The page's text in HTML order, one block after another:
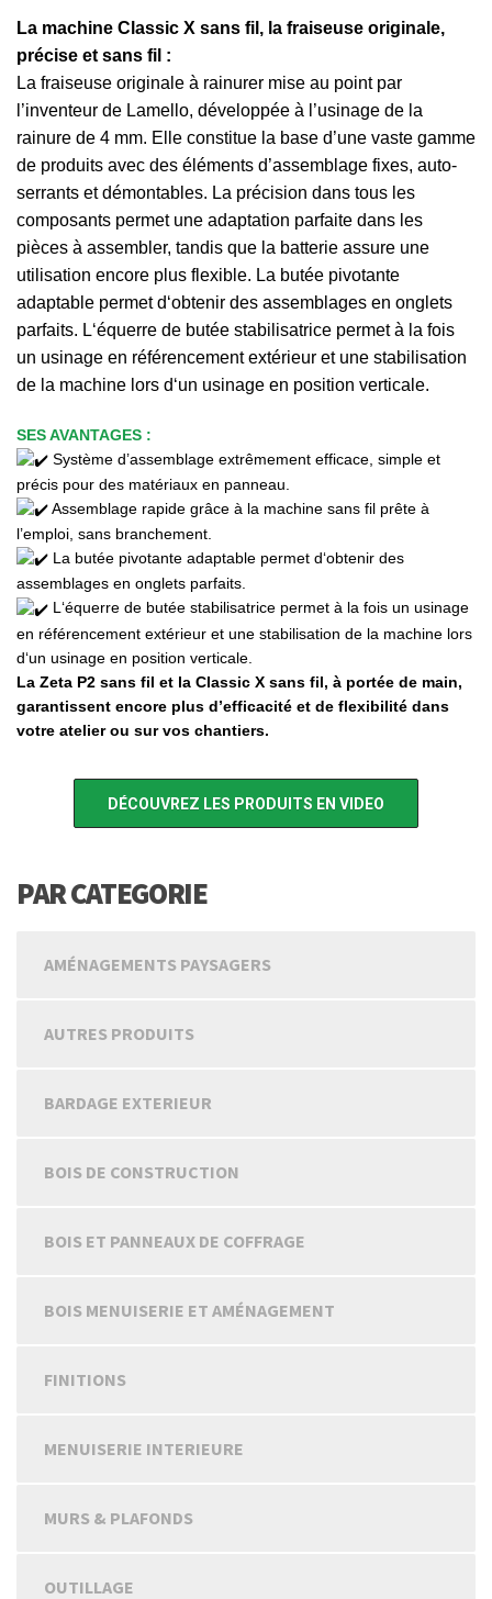
La machine Classic X sans fil, la fraiseuse originale,
précise et sans fil :
La fraiseuse originale à rainurer mise au point par
l’inventeur de Lamello, développée à l’usinage de la
rainure de 4 mm. Elle constitue la base d’une vaste gamme
de produits avec des éléments d’assemblage fixes, auto-
serrants et démontables. La précision dans tous les
composants permet une adaptation parfaite dans les
pièces à assembler, tandis que la batterie assure une
utilisation encore plus flexible. La butée pivotante
adaptable permet d‘obtenir des assemblages en onglets
parfaits. L‘équerre de butée stabilisatrice permet à la fois
un usinage en référencement extérieur et une stabilisation
de la machine lors d‘un usinage en position verticale.
SES AVANTAGES :
Système d’assemblage extrêmement efficace, simple et
précis pour des matériaux en panneau.
Assemblage rapide grâce à la machine sans fil prête à
l’emploi, sans branchement.
La butée pivotante adaptable permet d‘obtenir des
assemblages en onglets parfaits.
L‘équerre de butée stabilisatrice permet à la fois un usinage
en référencement extérieur et une stabilisation de la machine lors
d‘un usinage en position verticale.
La Zeta P2 sans fil et la Classic X sans fil, à portée de main,
garantissent encore plus d’efficacité et de flexibilité dans
votre atelier ou sur vos chantiers.
DÉCOUVREZ LES PRODUITS EN VIDEO
PAR CATEGORIE
AMÉNAGEMENTS PAYSAGERS
AUTRES PRODUITS
BARDAGE EXTERIEUR
BOIS DE CONSTRUCTION
BOIS ET PANNEAUX DE COFFRAGE
BOIS MENUISERIE ET AMÉNAGEMENT
FINITIONS
MENUISERIE INTERIEURE
MURS & PLAFONDS
OUTILLAGE